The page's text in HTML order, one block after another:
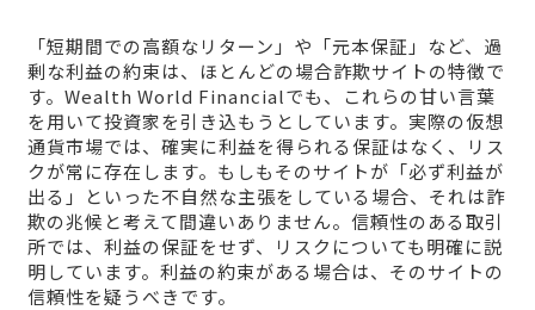
「短期間での高額なリターン」や「元本保証」など、過
剰な利益の約束は、ほとんどの場合詐欺サイトの特徴で
す。Wealth World Financialでも、これらの甘い言葉
を用いて投資家を引き込もうとしています。実際の仮想
通貨市場では、確実に利益を得られる保証はなく、リス
クが常に存在します。もしもそのサイトが「必ず利益が
出る」といった不自然な主張をしている場合、それは詐
欺の兆候と考えて間違いありません。信頼性のある取引
所では、利益の保証をせず、リスクについても明確に説
明しています。利益の約束がある場合は、そのサイトの
信頼性を疑うべきです。